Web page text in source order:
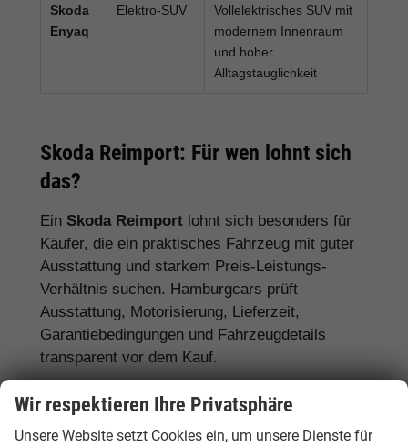
Skoda
Enyaq
Elektro-SUV
Vollelektrisches SUV mit
modernem Innenraum
und hoher
Alltagstauglichkeit
Skoda Reimport: Für wen lohnt sich
das?
Ein Skoda Reimport lohnt sich besonders für
Käufer, die ein praktisches Fahrzeug mit guter
Ausstattung und starkem Preis-Leistungs-
Verhältnis suchen. Hamburgcars prüft
Ausstattung, Motorisierung, Lieferzeit,
Garantiebedingungen und Fahrzeugdetails
transparent vor dem Kauf.
Für Familien: Skoda Octavia, Superb,
Wir respektieren Ihre Privatsphäre
Unsere Website setzt Cookies ein, um unsere Dienste für